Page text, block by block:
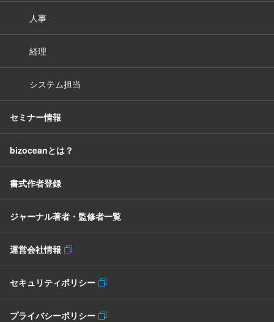
人事
経理
システム担当
セミナー情報
bizoceanとは？
書式作者登録
ジャーナル著者・監修者一覧
運営会社情報
セキュリティポリシー
プライバシーポリシー